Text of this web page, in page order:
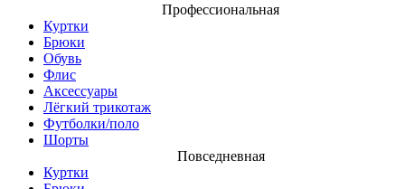
Профессиональная
Куртки
Брюки
Обувь
Флис
Аксессуары
Лёгкий трикотаж
Футболки/поло
Шорты
Повседневная
Куртки